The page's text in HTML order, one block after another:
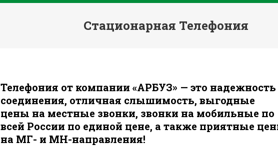
Стационарная Телефония
Телефония от компании «АРБУЗ» — это надежность
соединения, отличная слышимость, выгодные
цены на местные звонки, звонки на мобильные по
всей России по единой цене, а также приятные
на МГ- и МН-направления!